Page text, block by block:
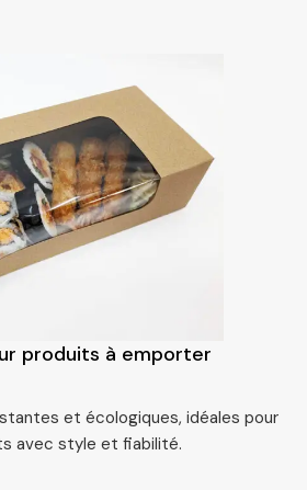
produits à emporter
et écologiques, idéales pour
avec style et fiabilité.